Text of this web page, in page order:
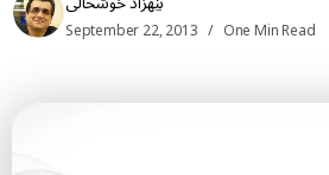
September 22, 2013 One Min Read